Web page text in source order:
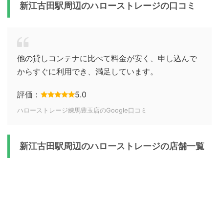
新江古田駅周辺のハローストレージの口コミ
他の貸しコンテナに比べて料金が安く、申し込んで
からすぐに利用でき、満足しています。
評価： 5.0
ハローストレージ練馬豊玉店のGoogle口コミ
新江古田駅周辺のハローストレージの店舗一覧